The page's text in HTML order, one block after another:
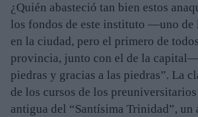
¿Quién abasteció tan bien estos
los fondos de este instituto —uno de
en la ciudad, pero el primero de
provincia, junto con el de la capital—
piedras y gracias a las piedras”. La
de los cursos de los preuniversitarios
antigua del “Santísima Trinidad”,